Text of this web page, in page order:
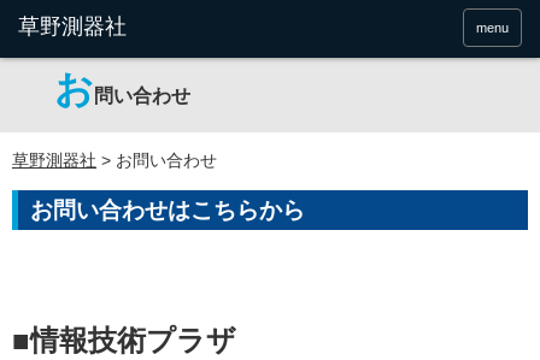
menu
お問い合わせ
草野測器社 > お問い合わせ
お問い合わせはこちらから
■情報技術プラザ